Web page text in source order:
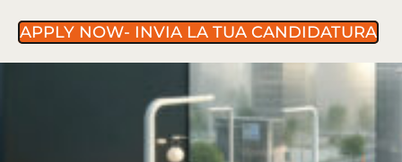
APPLY NOW- INVIA LA TUA CANDIDATURA